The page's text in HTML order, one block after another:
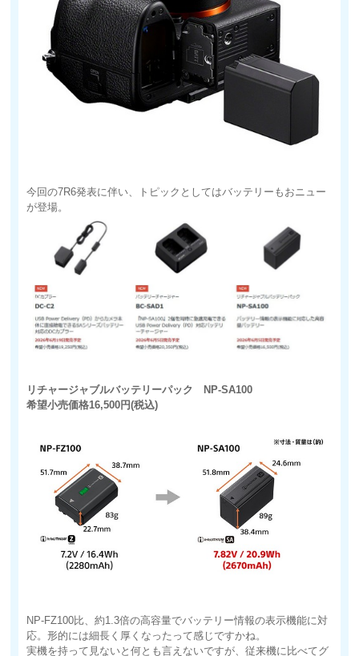
今回の7R6発表に伴い、トピックとしてはバッテリーもおニュー
が登場。
リチャージャブルバッテリーパック NP-SA100
希望小売価格16,500円(税込)
NP-FZ100比、約1.3倍の高容量でバッテリー情報の表示機能に対
応。形的には細長く厚くなったって感じですかね。
実機を持って見ないと何とも言えないですが、従来機に比べてグ